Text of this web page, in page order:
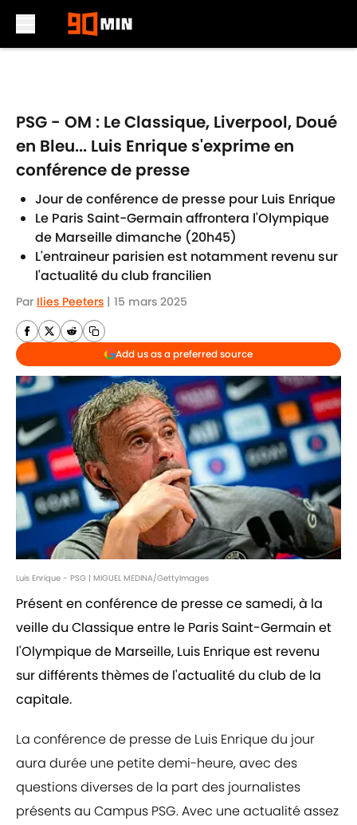
PSG - OM : Le Classique, Liverpool, Doué
en Bleu... Luis Enrique s'exprime en
conférence de presse
Jour de conférence de presse pour Luis Enrique
Le Paris Saint-Germain affrontera l'Olympique
de Marseille dimanche (20h45)
L'entraineur parisien est notamment revenu sur
l'actualité du club francilien
Par Ilies Peeters | 15 mars 2025
Add us as a preferred source
Luis Enrique - PSG | MIGUEL MEDINA/GettyImages
Présent en conférence de presse ce samedi, à la
veille du Classique entre le Paris Saint-Germain et
l'Olympique de Marseille, Luis Enrique est revenu
sur différents thèmes de l'actualité du club de la
capitale.
La conférence de presse de Luis Enrique du jour
aura durée une petite demi-heure, avec des
questions diverses de la part des journalistes
présents au Campus PSG. Avec une actualité assez